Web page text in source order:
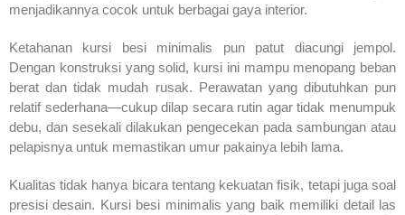
menjadikannya cocok untuk berbagai gaya interior.
Ketahanan kursi besi minimalis pun patut diacungi jempol.
Dengan konstruksi yang solid, kursi ini mampu menopang beban
berat dan tidak mudah rusak. Perawatan yang dibutuhkan pun
relatif sederhana—cukup dilap secara rutin agar tidak menumpuk
debu, dan sesekali dilakukan pengecekan pada sambungan atau
pelapisnya untuk memastikan umur pakainya lebih lama.
Kualitas tidak hanya bicara tentang kekuatan fisik, tetapi juga soal
presisi desain. Kursi besi minimalis yang baik memiliki detail las